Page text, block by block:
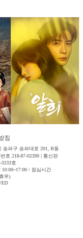
침
송파구 송파대로 201, B동
호 218-87-02390 | 통신판
호
10:00~17:00 / 점심시간
무)